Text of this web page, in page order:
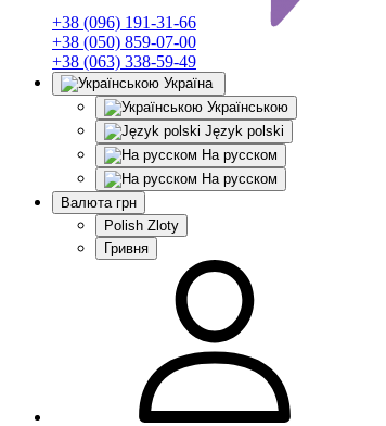
+38 (096) 191-31-66
+38 (050) 859-07-00
+38 (063) 338-59-49
Україна
Українською
Język polski
На русском
На русском
Валюта грн
Polish Zloty
Гривня